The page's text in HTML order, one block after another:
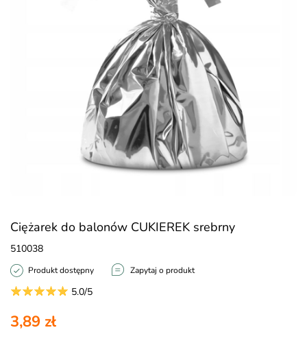
Ciężarek do balonów CUKIEREK srebrny
510038
Produkt dostępny Zapytaj o produkt
5.0/5
3,89 zł